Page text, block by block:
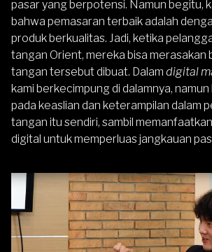
pasar yang berpotensi. Namun begitu,
bahwa pemasaran terbaik adalah
produk berkualitas. Jadi, ketika
tangan Orient, mereka bisa merasakan
tangan tersebut dibuat. Dalam digital
kami berkecimpung di dalamnya,
pada keaslian dan keterampilan dalam
tangan itu sendiri, sambil
digital untuk memperluas jangkauan